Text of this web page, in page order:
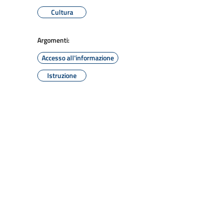
Cultura
Argomenti:
Accesso all'informazione
Istruzione